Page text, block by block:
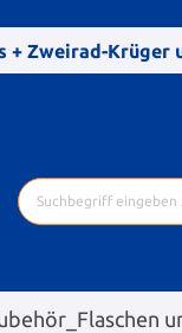
Zweirad-Krüger